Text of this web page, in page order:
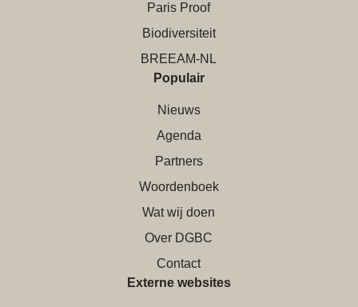
Paris Proof
Biodiversiteit
BREEAM-NL
Populair
Nieuws
Agenda
Partners
Woordenboek
Wat wij doen
Over DGBC
Contact
Externe websites